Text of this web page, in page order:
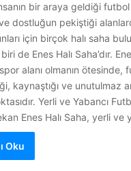
bir araya geldiği futbol
dostluğun pekiştiği
için birçok halı saha
de Enes Halı Saha’dır.
alanı olmanın ötesinde,
kaynaştığı ve unutulmaz
Yerli ve Yabancı
Enes Halı Saha, yerli ve
Oku